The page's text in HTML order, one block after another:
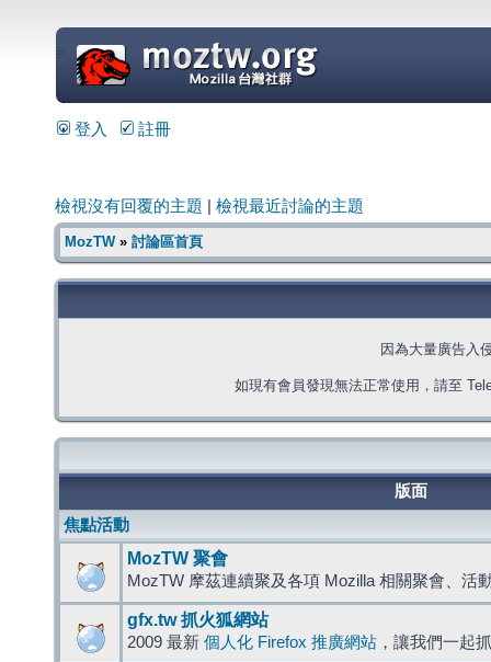
=
登入 註冊
檢視沒有回覆的主題 檢視最近討論的主題
MozTW» 討論區首頁
因為大量廣告入
如現有會員發現無法正常使用，請至
版面
焦點活動
MozTW 聚會
MozTW 摩茲連續聚及各項 Mozilla 相關聚會、活
gfx.tw 抓火狐網站
2009 最新 個人化 Firefox 推廣網站 ，讓我們一起